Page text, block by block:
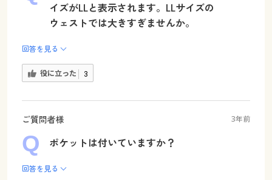
イズがLLと表示されます。LLサイズの
ウェストでは大きすぎませんか。
回答を見る
役に立った 3
ご質問者様 3年前
ポケットは付いていますか？
回答を見る